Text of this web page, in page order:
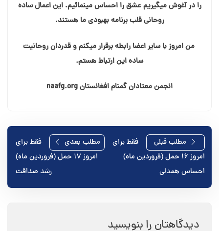
را در آغوش میگیریم عشق را احساس مینمائیم. این اعمال ساده
روحانی قلب برنامه بهبودی ما هستند.
من امروز با سایر اعضا رابطه برقرار میکنم و قدردان روحانیت
ساده این ارتباط هستم.
انجمن معتادان گمنام افغانستان naafg.org
راهبری
نوشته
مطلب قبلی
فقط برای
امروز ۱۶ حمل (فروردین ماه)
احساس همدلی
مطلب بعدی
فقط برای
امروز ۱۷ حمل (فروردین ماه)
رشد صداقت
دیدگاهتان را بنویسید